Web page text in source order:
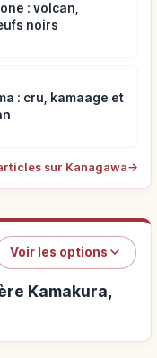
: volcan,
noirs
: cru, kamaage et
sur Kanagawa→
Voir les options
Kamakura,